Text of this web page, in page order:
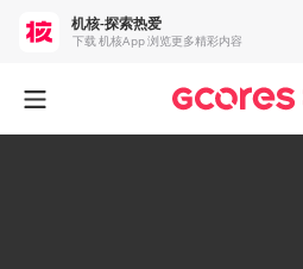
机核-探索热爱
下载 机核App 浏览更多精彩内容